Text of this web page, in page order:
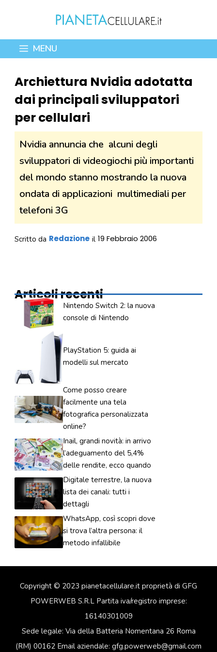
contenuto
MENU
Archiettura Nvidia adotatta
dai principali sviluppatori
per cellulari
Nvidia annuncia che alcuni degli
sviluppatori di videogiochi più importanti
del mondo stanno mostrando la nuova
ondata di applicazioni multimediali per
telefoni 3G
Scritto da Redazione il 19 Febbraio 2006
Articoli recenti
Nintendo Switch 2: la nuova
console di Nintendo
PlayStation 5: guida ai
modelli sul mercato
Come posso creare
facilmente una tela
fotografica personalizzata
online?
Inail, grandi novità: in arrivo
l’adeguamento del 5,4%
delle rendite, ecco quando
Digitale terrestre, la nuova
lista dei canali: tutti i
dettagli
WhatsApp, così scopri dove
si trova l’altra persona: il
metodo infallibile
Copyright © 2023 pianetacellulare.it proprietà di GFG
POWERWEB S.R.L Partita iva/registro imprese:
16140301009
Sede legale: Via della Batteria Nomentana 26 Roma
(RM) 00162 Email aziendale: gfg.powerweb@gmail.com